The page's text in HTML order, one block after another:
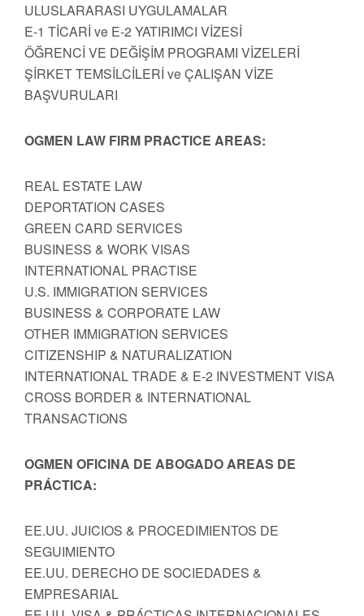
ULUSLARARASI UYGULAMALAR
E-1 TİCARİ ve E-2 YATIRIMCI VİZESİ
ÖĞRENCİ VE DEĞİŞİM PROGRAMI VİZELERİ
ŞİRKET TEMSİLCİLERİ ve ÇALIŞAN VİZE
BAŞVURULARI
OGMEN LAW FIRM PRACTICE AREAS:
REAL ESTATE LAW
DEPORTATION CASES
GREEN CARD SERVICES
BUSINESS & WORK VISAS
INTERNATIONAL PRACTISE
U.S. IMMIGRATION SERVICES
BUSINESS & CORPORATE LAW
OTHER IMMIGRATION SERVICES
CITIZENSHIP & NATURALIZATION
INTERNATIONAL TRADE & E-2 INVESTMENT VISA
CROSS BORDER & INTERNATIONAL
TRANSACTIONS
OGMEN OFICINA DE ABOGADO AREAS DE
PRÁCTICA:
EE.UU. JUICIOS & PROCEDIMIENTOS DE
SEGUIMIENTO
EE.UU. DERECHO DE SOCIEDADES &
EMPRESARIAL